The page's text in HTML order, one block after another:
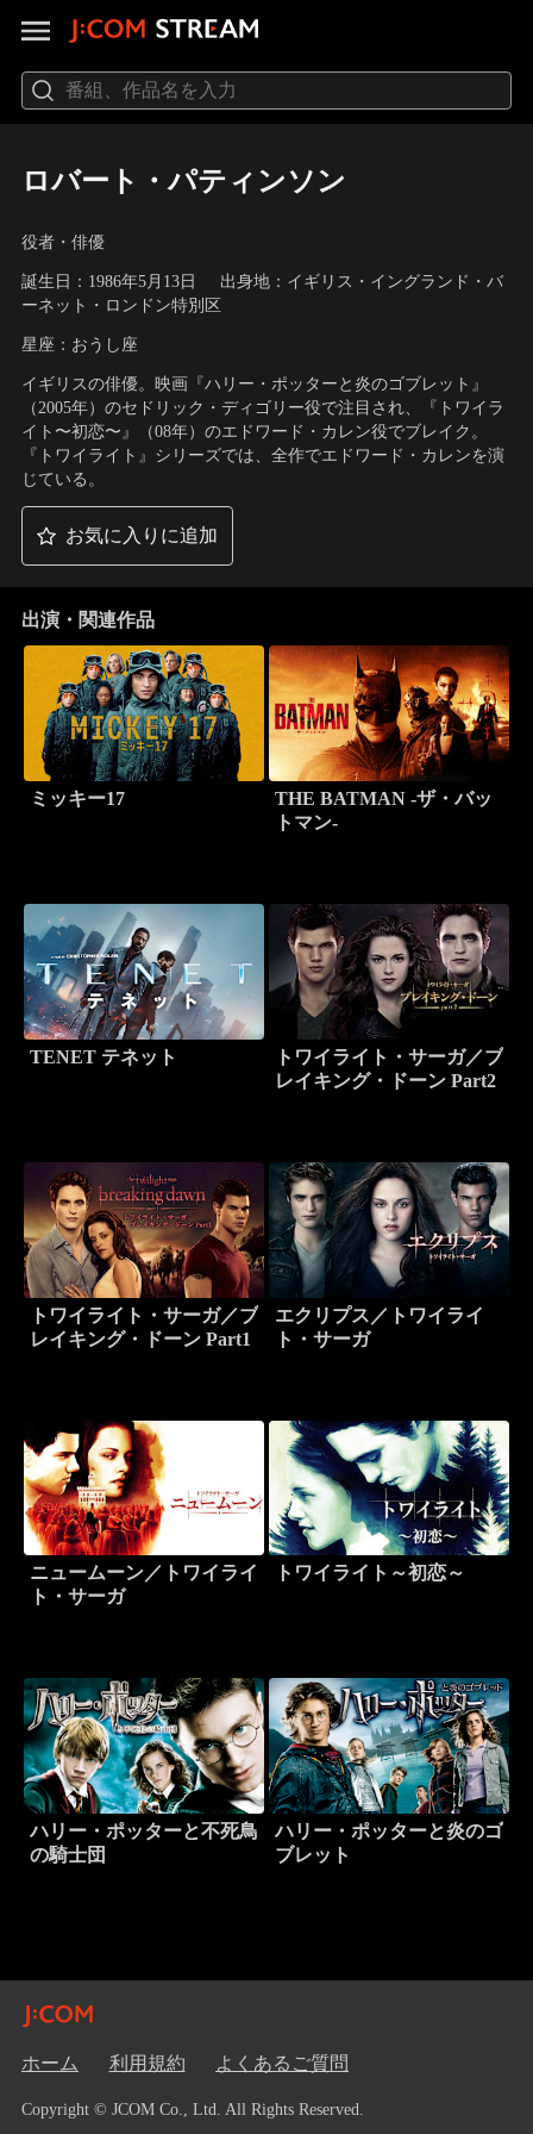
ロバート・パティンソン
役者・俳優
誕生日：1986年5月13日
出身地：イギリス・イングランド・バ
ーネット・ロンドン特別区
星座：おうし座
イギリスの俳優。映画『ハリー・ポッターと炎のゴブレット』
（2005年）のセドリック・ディゴリー役で注目され、『トワイラ
イト〜初恋〜』（08年）のエドワード・カレン役でブレイク。
『トワイライト』シリーズでは、全作でエドワード・カレンを演
じている。
お気に入りに追加
出演・関連作品
ミッキー17
THE BATMAN -ザ・バッ
トマン-
TENET テネット
トワイライト・サーガ／ブ
レイキング・ドーン Part2
トワイライト・サーガ／ブ
レイキング・ドーン Part1
エクリプス／トワイライ
ト・サーガ
ニュームーン／トワイライ
ト・サーガ
トワイライト～初恋～
ハリー・ポッターと不死鳥
の騎士団
ハリー・ポッターと炎のゴ
ブレット
ホーム 利用規約 よくあるご質問
Copyright © JCOM Co., Ltd. All Rights Reserved.